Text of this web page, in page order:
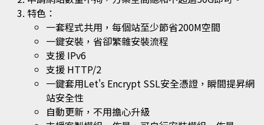
特色：
一套程式共用，每個站至少節省200M空間
一鍵安裝，省卻繁雜安裝流程
支援 IPv6
支援 HTTP/2
一鍵套用Let's Encrypt SSL安全憑證，瞬間提昇網
站安全性
自動更新，不用擔心升級